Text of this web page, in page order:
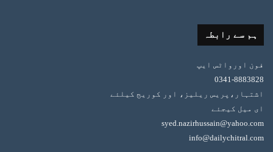
ہم سے رابطہ
فون اورواٹس ایپ
0341-8883828
اشتہار،پریس ریلیز، اور کوریج کیلئے
ای میل کیجئے
syed.nazirhussain@yahoo.com
info@dailychitral.com